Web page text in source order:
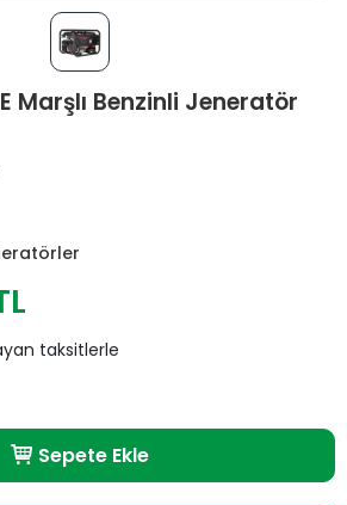
Marşlı Benzinli Jeneratör
taksitlerle
Sepete Ekle